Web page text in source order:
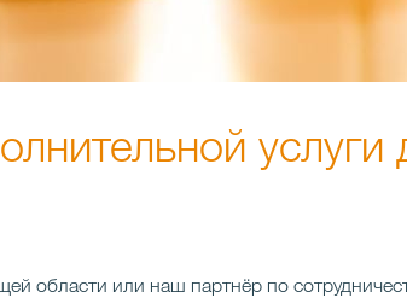
услуги
области или наш партнёр по